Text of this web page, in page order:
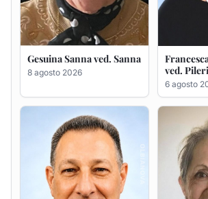
Gesuina Sanna ved. Sanna
8 agosto 2026
ved. Pileri
6 agosto